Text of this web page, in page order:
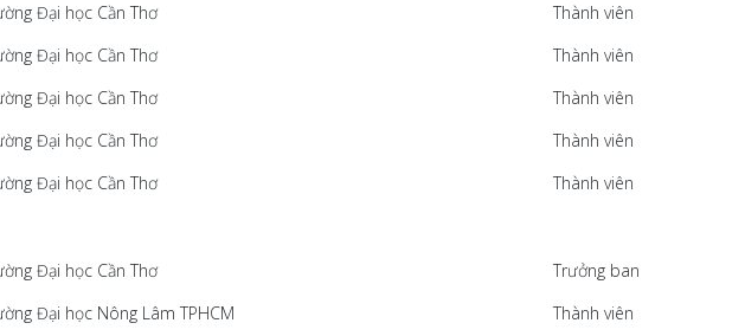
Đại học Cần Thơ
Thành viên
Đại học Cần Thơ
Thành viên
Đại học Cần Thơ
Thành viên
Đại học Cần Thơ
Thành viên
Đại học Cần Thơ Thành viên
Đại học Cần Thơ
Trưởng ban
Đại học Nông Lâm TPHCM
Thành viên